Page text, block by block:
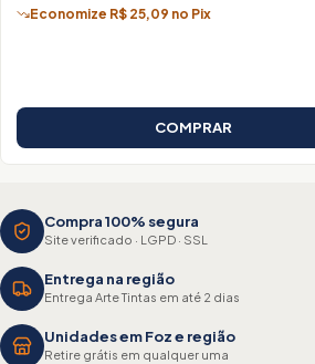
Economize R$ 25,09 no Pix
COMPRAR
Compra 100% segura
Site verificado · LGPD · SSL
Entrega na região
Entrega Arte Tintas em até 2 dias
Unidades em Foz e região
Retire grátis em qualquer uma